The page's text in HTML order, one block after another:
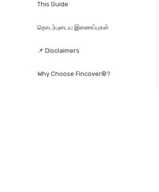
This Guide
தொடர்புடைய இணைப்புகள்
📌 Disclaimers
Why Choose Fincover®?